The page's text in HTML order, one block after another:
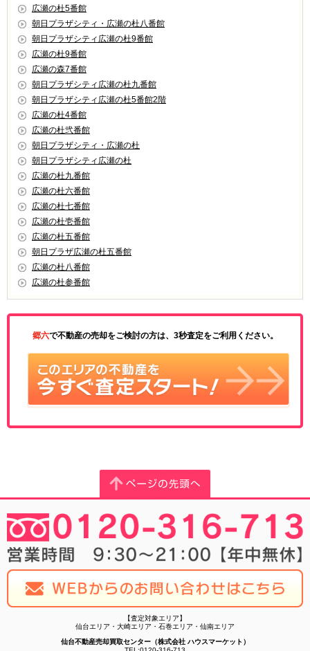
広瀬の杜5番館
朝日プラザシティ・広瀬の杜八番館
朝日プラザシティ広瀬の杜9番館
広瀬の杜9番館
広瀬の森7番館
朝日プラザシティ広瀬の杜九番館
朝日プラザシティ広瀬の杜5番館2階
広瀬の杜4番館
広瀬の杜弐番館
朝日プラザシティ・広瀬の杜
朝日プラザシティ広瀬の杜
広瀬の杜九番館
広瀬の杜六番館
広瀬の杜七番館
広瀬の杜壱番館
広瀬の杜五番館
朝日プラザ広瀬の杜五番館
広瀬の杜八番館
広瀬の杜参番館
郷六で不動産の売却をご検討の方は、3秒査定をご利用ください。
【査定対象エリア】
仙台エリア・大崎エリア・石巻エリア・仙南エリア
仙台不動産売却買取センター（株式会社 ハウスマーケット）